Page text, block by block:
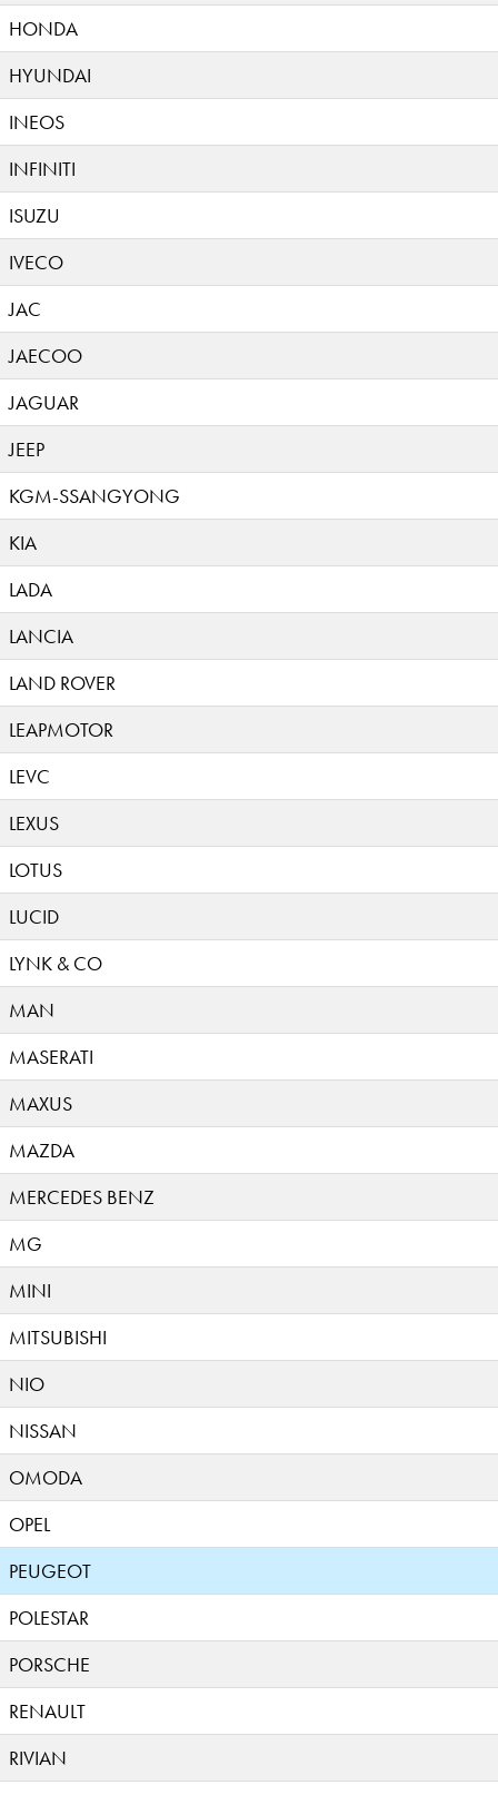
HONDA
HYUNDAI
INEOS
INFINITI
ISUZU
IVECO
JAC
JAECOO
JAGUAR
JEEP
KGM-SSANGYONG
KIA
LADA
LANCIA
LAND ROVER
LEAPMOTOR
LEVC
LEXUS
LOTUS
LUCID
LYNK & CO
MAN
MASERATI
MAXUS
MAZDA
MERCEDES BENZ
MG
MINI
MITSUBISHI
NIO
NISSAN
OMODA
OPEL
PEUGEOT
POLESTAR
PORSCHE
RENAULT
RIVIAN